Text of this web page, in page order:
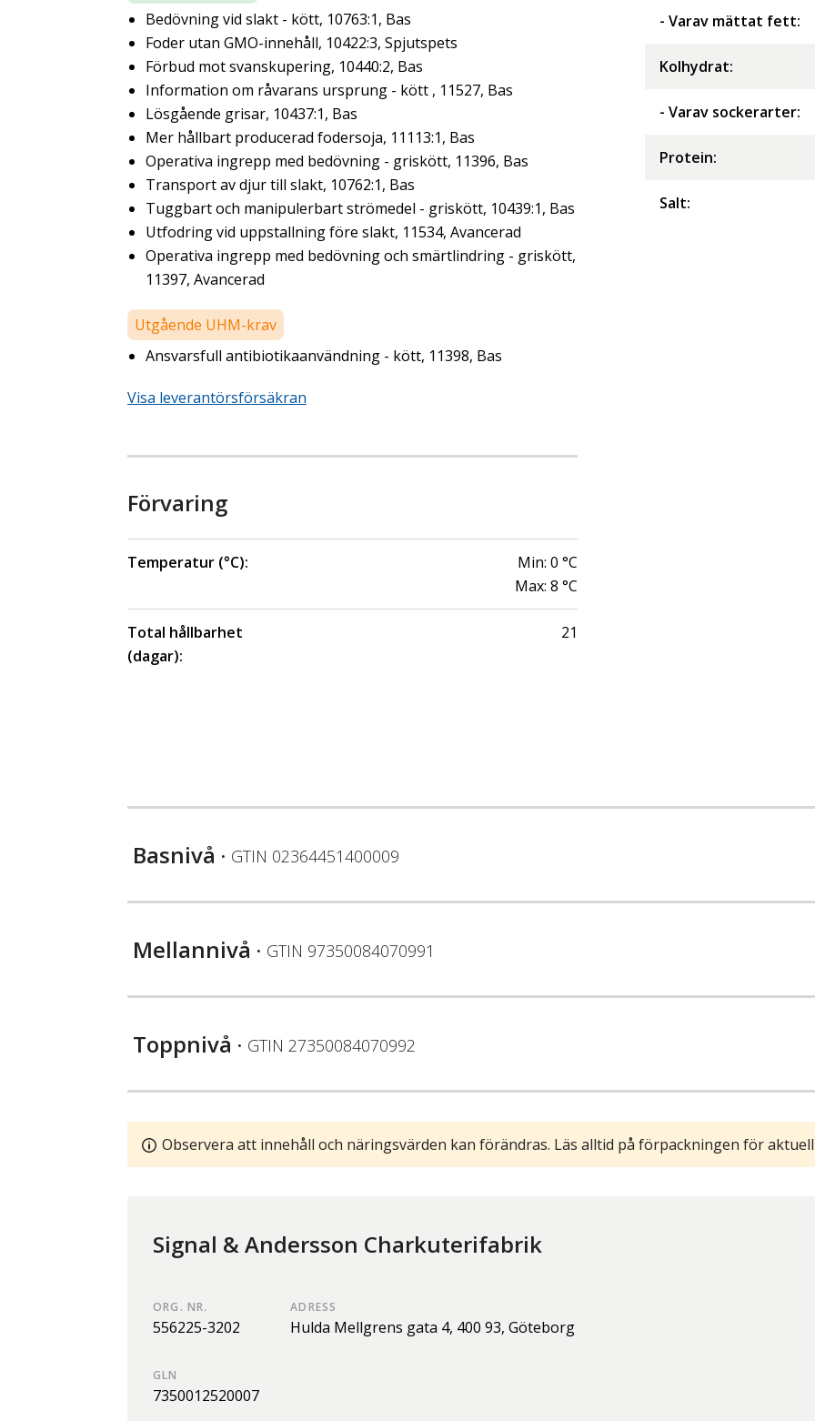
Bedövning vid slakt - kött, 10763:1, Bas
Foder utan GMO-innehåll, 10422:3, Spjutspets
Förbud mot svanskupering, 10440:2, Bas
Information om råvarans ursprung - kött , 11527, Bas
Lösgående grisar, 10437:1, Bas
Mer hållbart producerad fodersoja, 11113:1, Bas
Operativa ingrepp med bedövning - griskött, 11396, Bas
Transport av djur till slakt, 10762:1, Bas
Tuggbart och manipulerbart strömedel - griskött, 10439:1, Bas
Utfodring vid uppstallning före slakt, 11534, Avancerad
Operativa ingrepp med bedövning och smärtlindring - griskött,
11397, Avancerad
Utgående UHM-krav
Ansvarsfull antibiotikaanvändning - kött, 11398, Bas
Visa leverantörsförsäkran
Förvaring
Temperatur (°C): Min: 0 °C
Max: 8 °C
Total hållbarhet
(dagar):
21
- Varav mättat fett:
Kolhydrat:
- Varav sockerarter:
Protein:
Salt:
Basnivå • GTIN 02364451400009
Mellannivå • GTIN 97350084070991
Toppnivå • GTIN 27350084070992
Observera att innehåll och näringsvärden kan förändras. Läs alltid på förpackningen för
Signal & Andersson Charkuterifabrik
ORG. NR.
556225-3202
GLN
7350012520007
ADRESS
Hulda Mellgrens gata 4, 400 93,Göteborg